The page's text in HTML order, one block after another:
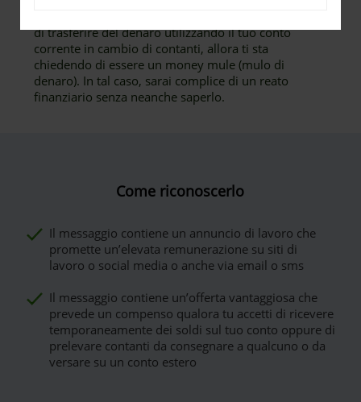
di trasferire del denaro utilizzando il tuo conto
corrente in cambio di contanti, allora ti sta
chiedendo di essere un money mule (mulo di
denaro). In tal caso, sarai complice di un reato
finanziario senza neanche saperlo.
Come riconoscerlo
Il messaggio contiene un annuncio di lavoro che
promette un’elevata remunerazione su siti di
lavoro o social media o anche via email o sms
Il messaggio contiene un’offerta vantaggiosa che
prevede un compenso qualora tu accetti di ricevere
temporaneamente dei soldi sul tuo conto oppure di
prelevare contanti da consegnare a qualcuno o da
versare su un conto estero